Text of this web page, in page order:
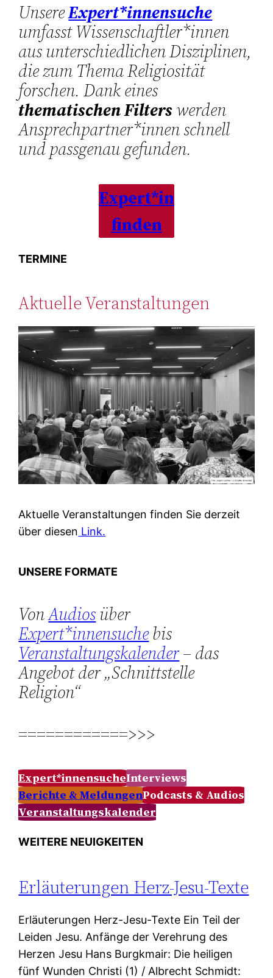
UnsereExpert*innensuche
umfasst Wissenschaftler*innen
aus unterschiedlichen Disziplinen,
die zum Thema Religiosität
forschen. Dank eines
thematischen Filterswerden
Ansprechpartner*innen schnell
und passgenau gefunden.
Expert*in
finden
TERMINE
Aktuelle Veranstaltungen
Aktuelle Veranstaltungen finden Sie derzeit
über diesen Link.
UNSERE FORMATE
VonAudiosüber
Expert*innensuchebis
Veranstaltungskalender– das
Angebot der „Schnittstelle
Religion“
============>>>
Expert*innensucheInterviews
Berichte & MeldungenPodcasts & Audios
Veranstaltungskalender
WEITERE NEUIGKEITEN
Erläuterungen Herz-Jesu-Texte
Erläuterungen Herz-Jesu-Texte Ein Teil der
Leiden Jesu. Anfänge der Verehrung des
Herzen Jesu Hans Burgkmair: Die heiligen
fünf Wunden Christi (1) / Albrecht Schmidt: